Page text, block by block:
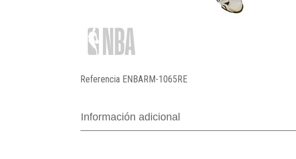
Referencia ENBARM-1065RE
Información adicional